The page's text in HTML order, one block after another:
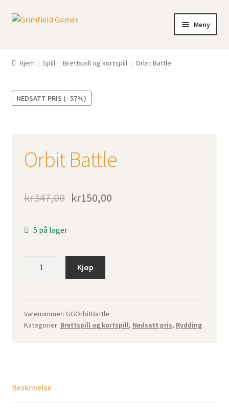
Hopp
Hopp
Meny
Min konto
Hjem Spill Brettspill og kortspill Orbit Battle
NEDSATT PRIS (- 57%)
Orbit Battle
kr347,00 kr150,00
5 på lager
Kjøp
Varenummer: GGOrbitBattle
Kategorier: Brettspill og kortspill, Nedsatt pris, Rydding
Beskrivelse